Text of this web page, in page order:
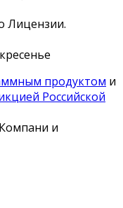
Лицензии.
продуктом и
Российской
и